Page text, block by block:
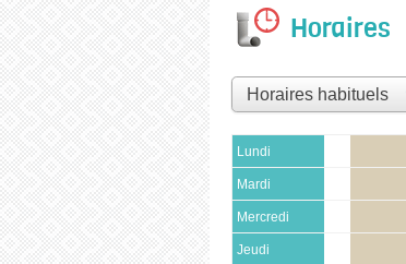
Horaires
Lundi
Mardi
Mercredi
Jeudi